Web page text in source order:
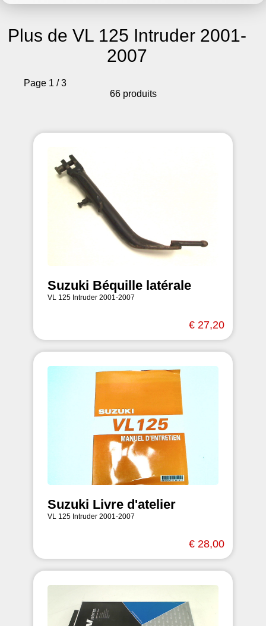
Plus de VL 125 Intruder 2001-
2007
Page 1 / 3
66 produits
Suzuki Béquille latérale
VL 125 Intruder 2001-2007
€ 27,20
Suzuki Livre d'atelier
VL 125 Intruder 2001-2007
€ 28,00